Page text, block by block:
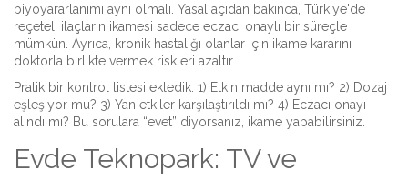
biyoyararlanımı aynı olmalı. Yasal açıdan bakınca, Türkiye'de
reçeteli ilaçların ikamesi sadece eczacı onaylı bir süreçle
mümkün. Ayrıca, kronik hastalığı olanlar için ikame kararını
doktorla birlikte vermek riskleri azaltır.
Pratik bir kontrol listesi ekledik: 1) Etkin madde aynı mı? 2) Dozaj
eşleşiyor mu? 3) Yan etkiler karşılaştırıldı mı? 4) Eczacı onayı
alındı mı? Bu sorulara “evet” diyorsanız, ikame yapabilirsiniz.
Evde Teknopark: TV ve